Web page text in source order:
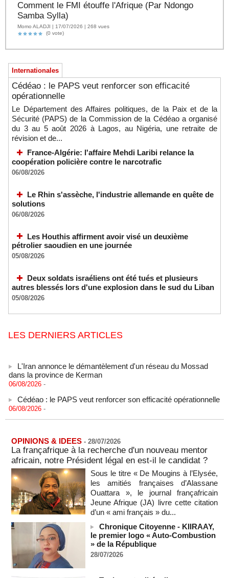
Comment le FMI étouffe l'Afrique (Par Ndongo
Samba Sylla)
Momo ALADJI | 17/07/2026 | 268 vues
(0 vote)
Internationales
Cédéao : le PAPS veut renforcer son efficacité
opérationnelle
Le Département des Affaires politiques, de la Paix et de la
Sécurité (PAPS) de la Commission de la Cédéao a organisé
du 3 au 5 août 2026 à Lagos, au Nigéria, une retraite de
révision et de...
France-Algérie: l'affaire Mehdi Laribi relance la
coopération policière contre le narcotrafic
06/08/2026
Le Rhin s'assèche, l'industrie allemande en quête de
solutions
06/08/2026
Les Houthis affirment avoir visé un deuxième
pétrolier saoudien en une journée
05/08/2026
Deux soldats israéliens ont été tués et plusieurs
autres blessés lors d'une explosion dans le sud du Liban
05/08/2026
LES DERNIERS ARTICLES
dans la province de Kerman
06/08/2026 -
06/08/2026
Au Nigeria, plus de 300 victimes d’enlèvements ont été
libérées
06/08/2026 -
Au Nigeria, plus de 300 victimes d’enlèvements ont été
libérées
06/08/2026 -
Soutenir l’intégrité de l’information à Sao Tomé-et-Principe à
l’approche des élections
06/08/2026 -
Taïwan bloque un pont stratégique lors de la simulation d'une
invasion par la Chine
06/08/2026 -
OPINIONS & IDEES - 28/07/2026
La françafrique à la recherche d'un nouveau mentor
africain, notre Président légal en est-il le candidat ?
Sous le titre « De Mougins à l’Elysée,
les amitiés françaises d’Alassane
Ouattara », le journal françafricain
Jeune Afrique (JA) livre cette citation
d’un « ami français » du...
Chronique Citoyenne - KIIRAAY,
le premier logo « Auto-Combustion
» de la République
28/07/2026